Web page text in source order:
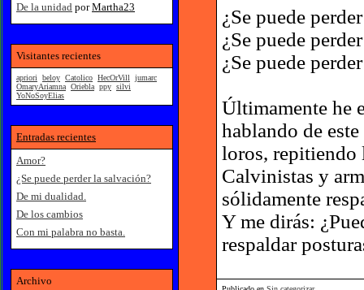
¿Se puede
¿Se puede
¿Se puede
Últimamente he
hablando de
loros, repitiendo
Calvinistas y
sólidamente
Y me dirás:
respaldar
De la unidad porMartha23
Visitantes recientes
apriori beloy Catolico HecOrVill
jumarc
OmaryAriamna Oriebla ppy silvi
YoNoSoyElias
Entradas recientes
Amor?
¿Se puede perder la salvación?
De mi dualidad.
De los cambios
Con mi palabra no basta.
Archivo